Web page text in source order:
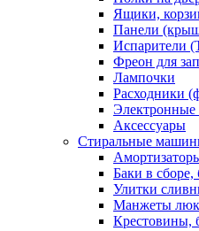
Ящики,
Панели
Испарители
Фреон для
Лампочки
Расходники
Электронные
Аксессуары
Стиральные
Баки в сборе,
Улитки
Манжеты
Крестовины,